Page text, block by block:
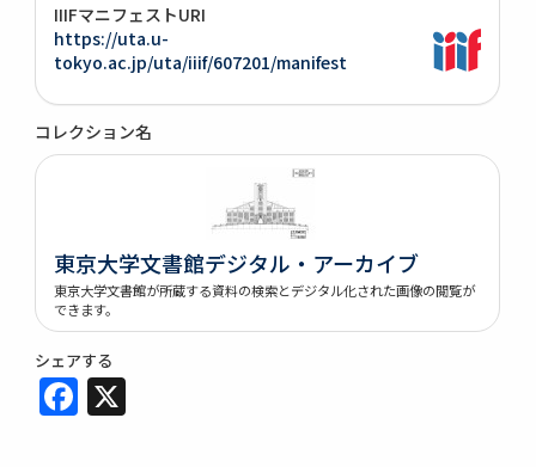
IIIFマニフェストURI
https://uta.u-
tokyo.ac.jp/uta/iiif/607201/manifest
コレクション名
東京大学文書館デジタル・アーカイブ
東京大学文書館が所蔵する資料の検索とデジタル化された画像の閲覧が
できます。
シェアする
Facebook